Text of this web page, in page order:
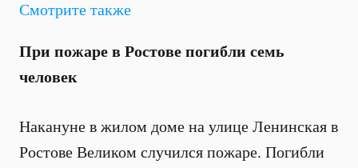
Смотрите также
При пожаре в Ростове погибли семь
человек
Накануне в жилом доме на улице Ленинская в
Ростове Великом случился пожаре. Погибли